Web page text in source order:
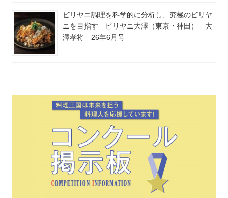
ビリヤニ調理を科学的に分析し、究極のビリヤ
ニを目指す ビリヤニ大澤（東京・神田） 大
澤孝将 26年6月号